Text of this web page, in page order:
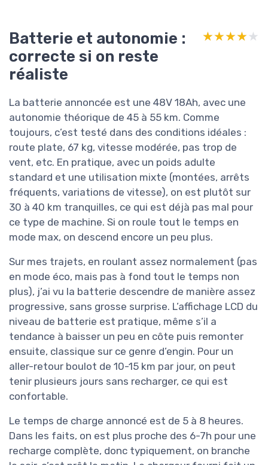
Batterie et autonomie :
correcte si on reste
réaliste
★★★★★
★★★★★
La batterie annoncée est une 48V 18Ah, avec une
autonomie théorique de 45 à 55 km. Comme
toujours, c’est testé dans des conditions idéales :
route plate, 67 kg, vitesse modérée, pas trop de
vent, etc. En pratique, avec un poids adulte
standard et une utilisation mixte (montées, arrêts
fréquents, variations de vitesse), on est plutôt sur
30 à 40 km tranquilles, ce qui est déjà pas mal pour
ce type de machine. Si on roule tout le temps en
mode max, on descend encore un peu plus.
Sur mes trajets, en roulant assez normalement (pas
en mode éco, mais pas à fond tout le temps non
plus), j’ai vu la batterie descendre de manière assez
progressive, sans grosse surprise. L’affichage LCD du
niveau de batterie est pratique, même s’il a
tendance à baisser un peu en côte puis remonter
ensuite, classique sur ce genre d’engin. Pour un
aller-retour boulot de 10-15 km par jour, on peut
tenir plusieurs jours sans recharger, ce qui est
confortable.
Le temps de charge annoncé est de 5 à 8 heures.
Dans les faits, on est plus proche des 6-7h pour une
recharge complète, donc typiquement, on branche